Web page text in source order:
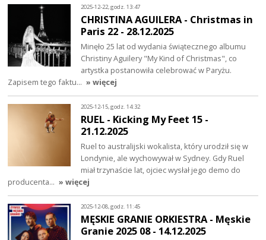
2025-12-22, godz. 13:47
CHRISTINA AGUILERA - Christmas in
Paris 22 - 28.12.2025
Minęło 25 lat od wydania świątecznego albumu
Christiny Aguilery "My Kind of Christmas", co
artystka postanowiła celebrować w Paryżu.
Zapisem tego faktu… » więcej
2025-12-15, godz. 14:32
RUEL - Kicking My Feet 15 -
21.12.2025
Ruel to australijski wokalista, który urodził się w
Londynie, ale wychowywał w Sydney. Gdy Ruel
miał trzynaście lat, ojciec wysłał jego demo do
producenta… » więcej
2025-12-08, godz. 11:45
MĘSKIE GRANIE ORKIESTRA - Męskie
Granie 2025 08 - 14.12.2025